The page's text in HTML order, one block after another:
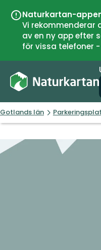
Naturkartan-
Vi rekommenderar
av en ny app efter
för vissa telefoner
Gotlands län